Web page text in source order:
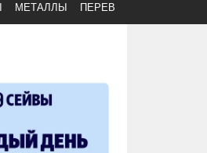
МЕТАЛЛЫ ПЕРЕВОДЫ